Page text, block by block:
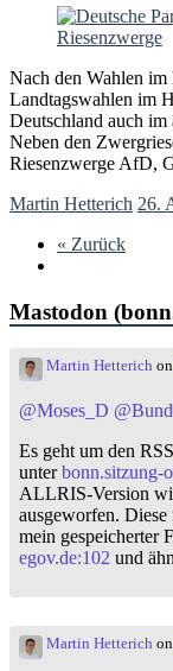
Nach den Wahlen im
Landtagswahlen im
Deutschland auch im
Neben den
Riesenzwerge AfD,
Martin Hetterich 26.
« Zurück
Mastodon
Martin Hetterich on
@Moses_D @
Es geht um den
unterbonn.sitzung-
ALLRIS-Version
ausgeworfen.
mein gespeicherter
egov.de:102 und
Martin Hetterich on